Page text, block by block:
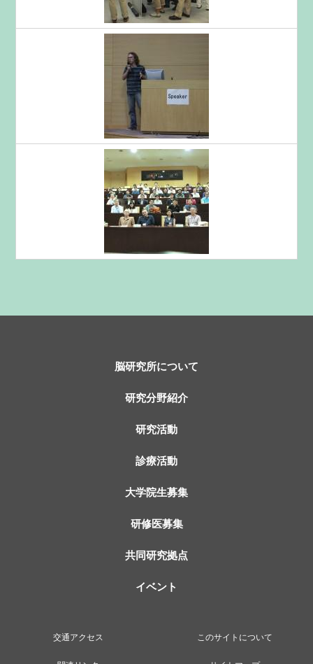
脳研究所について
研究分野紹介
研究活動
診療活動
大学院生募集
研修医募集
共同研究拠点
イベント
交通アクセス このサイトについて